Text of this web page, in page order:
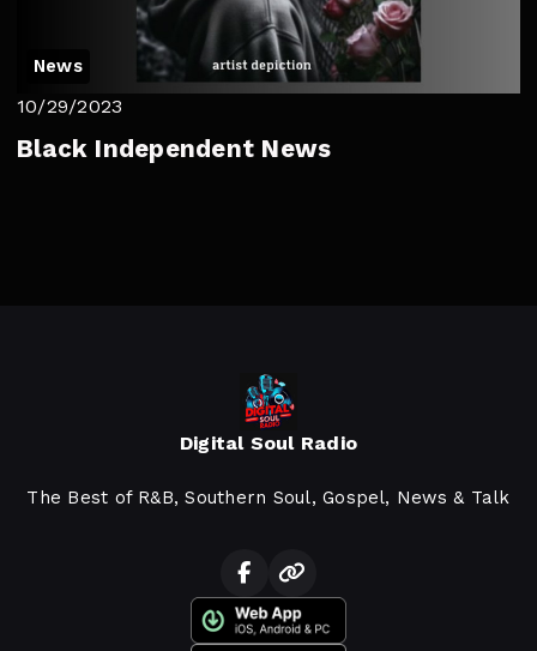
News
10/29/2023
Black Independent News
Digital Soul Radio
The Best of R&B, Southern Soul, Gospel, News & Talk